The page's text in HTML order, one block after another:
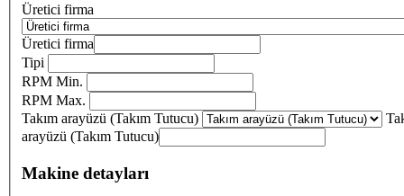
Üretici firma
Üretici firma
Tipi
RPM Min.
RPM Max.
Takım arayüzü (Takım Tutucu)
arayüzü (Takım Tutucu)
Makine detayları